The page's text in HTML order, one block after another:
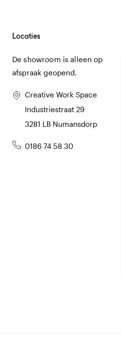
Locaties
De showroom is alleen op
afspraak geopend.
Creative Work Space
Industriestraat 29
3281 LB Numansdorp
0186 74 58 30